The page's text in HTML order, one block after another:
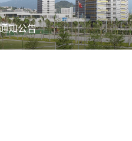
知公告